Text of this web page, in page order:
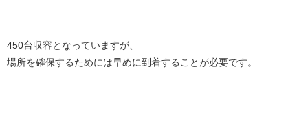
450台収容となっていますが、
場所を確保するためには早めに到着することが必要です。